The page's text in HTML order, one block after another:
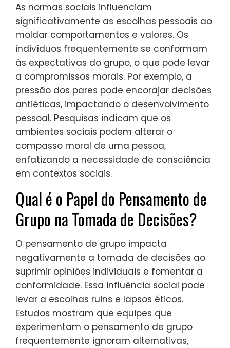
As normas sociais influenciam
significativamente as escolhas pessoais ao
moldar comportamentos e valores. Os
indivíduos frequentemente se conformam
às expectativas do grupo, o que pode levar
a compromissos morais. Por exemplo, a
pressão dos pares pode encorajar decisões
antiéticas, impactando o desenvolvimento
pessoal. Pesquisas indicam que os
ambientes sociais podem alterar o
compasso moral de uma pessoa,
enfatizando a necessidade de consciência
em contextos sociais.
Qual é o Papel do Pensamento de
Grupo na Tomada de Decisões?
O pensamento de grupo impacta
negativamente a tomada de decisões ao
suprimir opiniões individuais e fomentar a
conformidade. Essa influência social pode
levar a escolhas ruins e lapsos éticos.
Estudos mostram que equipes que
experimentam o pensamento de grupo
frequentemente ignoram alternativas,